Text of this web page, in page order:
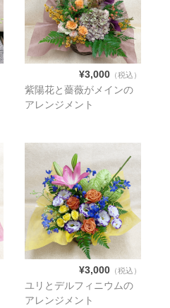
¥3,000 （税込）
紫陽花と薔薇がメインの
アレンジメント
¥3,000 （税込）
ユリとデルフィニウムの
アレンジメント